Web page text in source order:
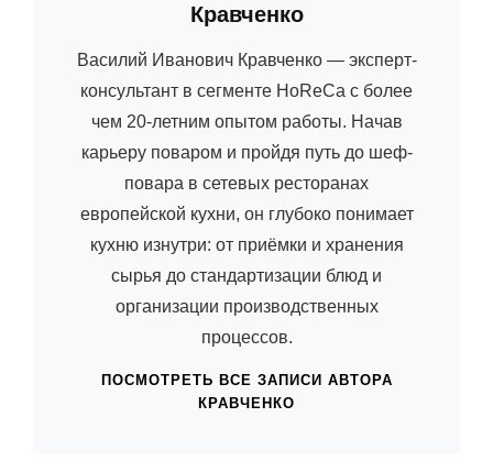
Автор:
Кравченко
Василий Иванович Кравченко — эксперт-
консультант в сегменте HoReCa с более
чем 20-летним опытом работы. Начав
карьеру поваром и пройдя путь до шеф-
повара в сетевых ресторанах
европейской кухни, он глубоко понимает
кухню изнутри: от приёмки и хранения
сырья до стандартизации блюд и
организации производственных
процессов.
ПОСМОТРЕТЬ ВСЕ ЗАПИСИ АВТОРА
КРАВЧЕНКО